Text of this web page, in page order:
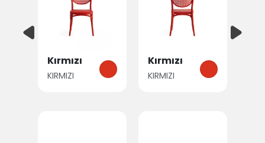
Kırmızı
KIRMIZI
Kırmızı
KIRMIZI